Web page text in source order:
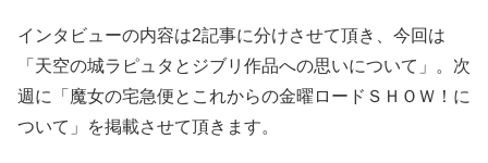
インタビューの内容は2記事に分けさせて頂き、今回は
「天空の城ラピュタとジブリ作品への思いについて」。次
週に「魔女の宅急便とこれからの金曜ロードＳＨＯＷ！に
ついて」を掲載させて頂きます。